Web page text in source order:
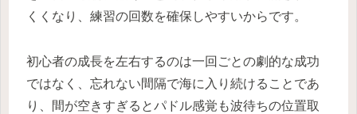
くくなり、練習の回数を確保しやすいからです。
初心者の成長を左右するのは一回ごとの劇的な成功
ではなく、忘れない間隔で海に入り続けることであ
り、間が空きすぎるとパドル感覚も波待ちの位置取